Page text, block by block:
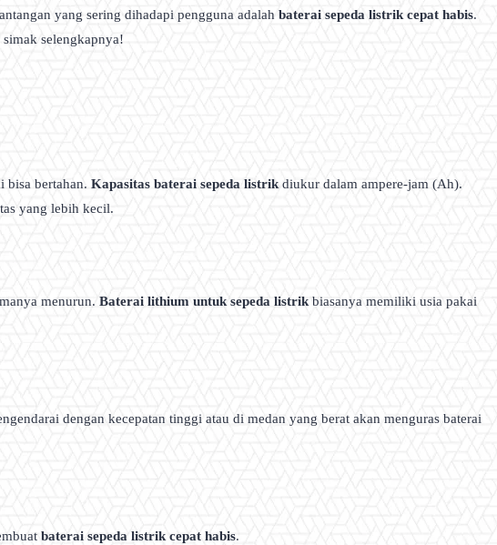
yang sering dihadapi pengguna adalah baterai sepeda listrik cepat habis.
simak selengkapnya!
bisa bertahan. Kapasitas baterai sepeda listrik diukur dalam ampere-jam (Ah).
yang lebih kecil.
menurun. Baterai lithium untuk sepeda listrik biasanya memiliki usia pakai
dengan kecepatan tinggi atau di medan yang berat akan menguras baterai
baterai sepeda listrik cepat habis.